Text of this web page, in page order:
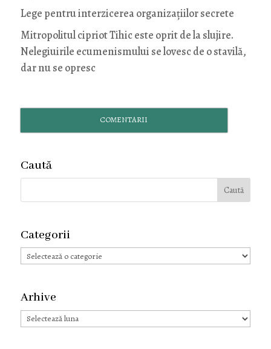
Lege pentru interzicerea organizaţiilor secrete
Mitropolitul cipriot Tihic este oprit de la slujire.
Nelegiuirile ecumenismului se lovesc de o stavilă,
dar nu se opresc
COMENTARII
Caută
Categorii
Categorii
Arhive
Arhive